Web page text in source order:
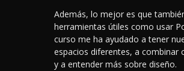
Además, lo mejor es que
herramientas útiles como usar
curso me ha ayudado a tener
espacios diferentes, a combinar
y a entender más sobre diseño.